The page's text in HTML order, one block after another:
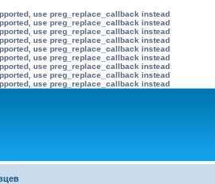
use preg_replace_callback instead
use preg_replace_callback instead
use preg_replace_callback instead
use preg_replace_callback instead
use preg_replace_callback instead
use preg_replace_callback instead
use preg_replace_callback instead
use preg_replace_callback instead
use preg_replace_callback instead